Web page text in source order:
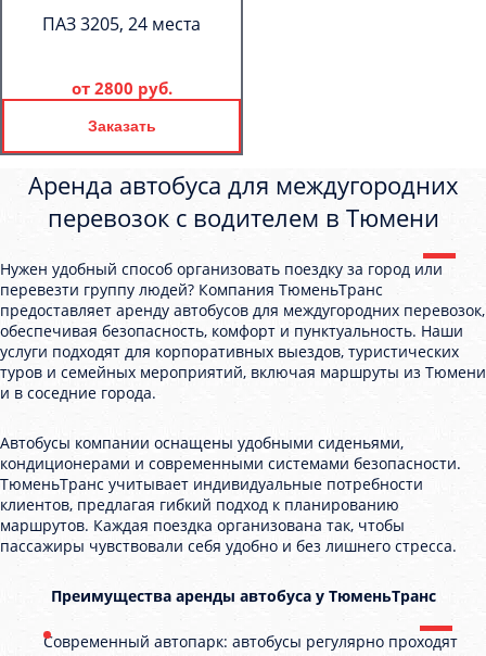
ПАЗ 3205, 24 места
от 2800 руб.
Заказать
Аренда автобуса для междугородних
перевозок с водителем в Тюмени
Нужен удобный способ организовать поездку за город или
перевезти группу людей? Компания ТюменьТранс
предоставляет аренду автобусов для междугородних перевозок,
обеспечивая безопасность, комфорт и пунктуальность. Наши
услуги подходят для корпоративных выездов, туристических
туров и семейных мероприятий, включая маршруты из Тюмени
и в соседние города.
Автобусы компании оснащены удобными сиденьями,
кондиционерами и современными системами безопасности.
ТюменьТранс учитывает индивидуальные потребности
клиентов, предлагая гибкий подход к планированию
маршрутов. Каждая поездка организована так, чтобы
пассажиры чувствовали себя удобно и без лишнего стресса.
Преимущества аренды автобуса у ТюменьТранс
Современный автопарк: автобусы регулярно проходят